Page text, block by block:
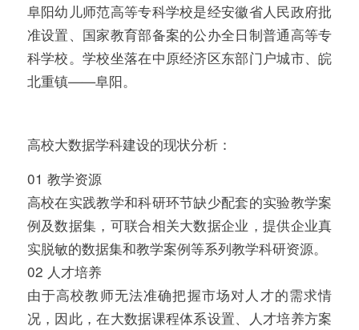
阜阳幼儿师范高等专科学校是经安徽省人民政府批
准设置、国家教育部备案的公办全日制普通高等专
科学校。学校坐落在中原经济区东部门户城市、皖
北重镇——阜阳。
高校大数据学科建设的现状分析：
01 教学资源
高校在实践教学和科研环节缺少配套的实验教学案
例及数据集，可联合相关大数据企业，提供企业真
实脱敏的数据集和教学案例等系列教学科研资源。
02 人才培养
由于高校教师无法准确把握市场对人才的需求情
况，因此，在大数据课程体系设置、人才培养方案